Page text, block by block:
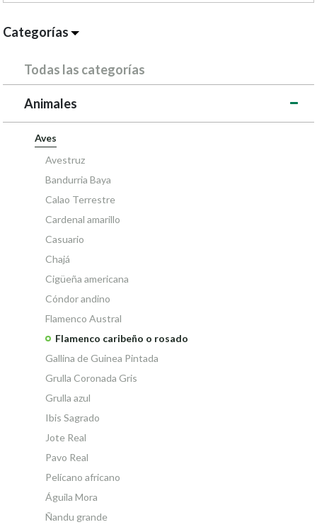
Categorías
Todas las categorías
Animales
Aves
Avestruz
Bandurria Baya
Calao Terrestre
Cardenal amarillo
Casuario
Chajá
Cigüeña americana
Cóndor andino
Flamenco Austral
Flamenco caribeño o rosado
Gallina de Guinea Pintada
Grulla Coronada Gris
Grulla azul
Ibis Sagrado
Jote Real
Pavo Real
Pelícano africano
Águila Mora
Ñandu grande